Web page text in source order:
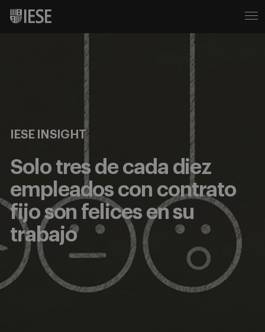
IESE INSIGHT
Solo tres de cada diez
empleados con contrato
fijo son felices en su
trabajo